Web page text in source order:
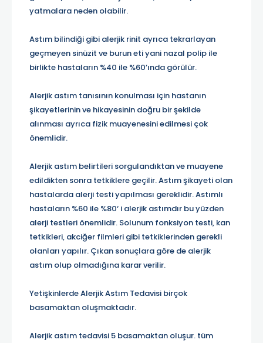
yatmalara neden olabilir.
Astım bilindiği gibi alerjik rinit ayrıca tekrarlayan
geçmeyen sinüzit ve burun eti yani nazal polip ile
birlikte hastaların %40 ile %60’ında görülür.
Alerjik astım tanısının konulması için hastanın
şikayetlerinin ve hikayesinin doğru bir şekilde
alınması ayrıca fizik muayenesini edilmesi çok
önemlidir.
Alerjik astım belirtileri sorgulandıktan ve muayene
edildikten sonra tetkiklere geçilir. Astım şikayeti olan
hastalarda alerji testi yapılması gereklidir. Astımlı
hastaların %60 ile %80‘ i alerjik astımdır bu yüzden
alerji testleri önemlidir. Solunum fonksiyon testi, kan
tetkikleri, akciğer filmleri gibi tetkiklerinden gerekli
olanları yapılır. Çıkan sonuçlara göre de alerjik
astım olup olmadığına karar verilir.
Yetişkinlerde Alerjik Astım Tedavisi birçok
basamaktan oluşmaktadır.
Alerjik astım tedavisi 5 basamaktan oluşur. tüm